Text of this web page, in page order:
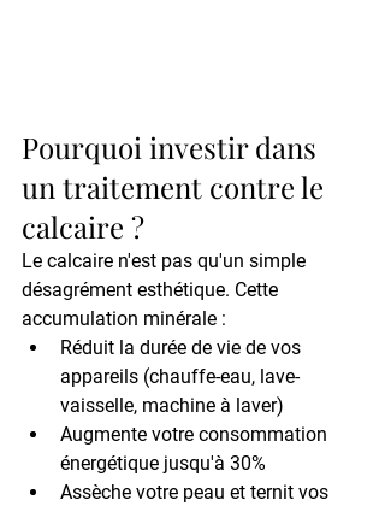
Pourquoi investir dans
un traitement contre le
calcaire ?
Le calcaire n'est pas qu'un simple
désagrément esthétique. Cette
accumulation minérale :
Réduit la durée de vie de vos
appareils (chauffe-eau, lave-
vaisselle, machine à laver)
Augmente votre consommation
énergétique jusqu'à 30%
Assèche votre peau et ternit vos